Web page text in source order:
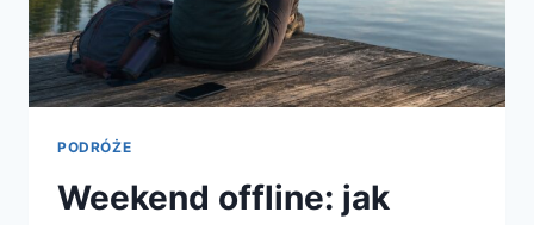
PODRÓŻE
Weekend offline: jak